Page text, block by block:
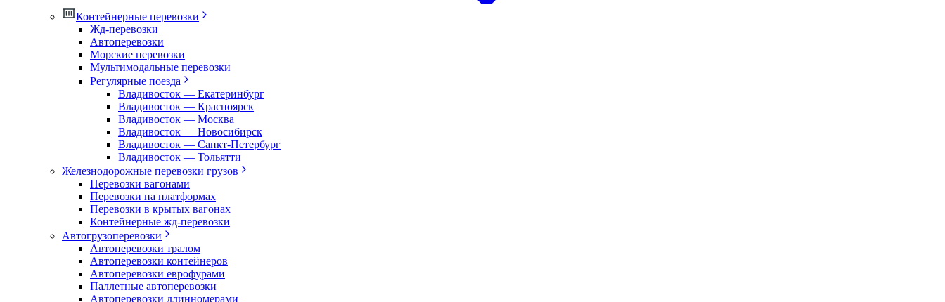
Контейнерные перевозки
Жд-перевозки
Автоперевозки
Морские перевозки
Мультимодальные перевозки
Регулярные поезда
Владивосток — Екатеринбург
Владивосток — Красноярск
Владивосток — Москва
Владивосток — Новосибирск
Владивосток — Санкт-Петербург
Владивосток — Тольятти
Железнодорожные перевозки грузов
Перевозки вагонами
Перевозки на платформах
Перевозки в крытых вагонах
Контейнерные жд-перевозки
Автогрузоперевозки
Автоперевозки тралом
Автоперевозки контейнеров
Автоперевозки еврофурами
Паллетные автоперевозки
Автоперевозки длинномерами